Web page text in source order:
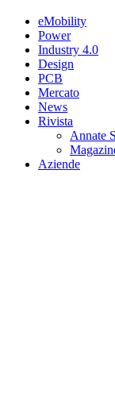
eMobility
Power
Industry 4.0
Design
PCB
Mercato
News
Rivista
Annate
Aziende